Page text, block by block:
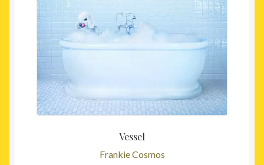
Vessel
Frankie Cosmos